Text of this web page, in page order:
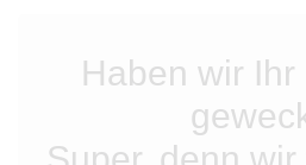
Haben wir Ihr